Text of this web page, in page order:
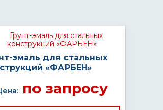
эмаль для стальных
«ФАРБЕН»
по запросу